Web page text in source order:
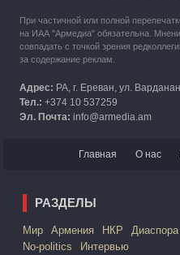
При частичной или полной
на ИАА "Армедиа" обязательна.
совпадать с точкой зрения
за содержание реклам.
Адрес: РА, г. Ереван, ул.
Тел.: +374 10 537259
Эл. Почта: info@armedia.am
Главная О нас
РАЗДЕЛЫ
Mир Армения НКР Диаспора
No-politics
Интервью